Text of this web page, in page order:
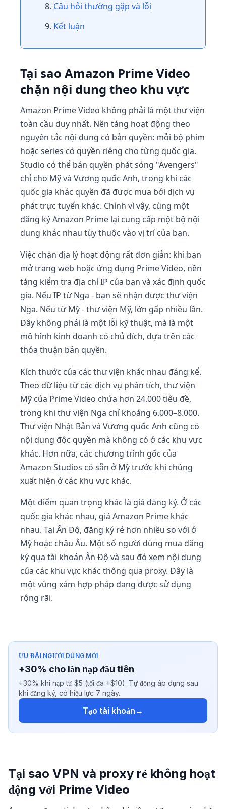
Câu hỏi thường gặp và lỗi
Kết luận
Tại sao Amazon Prime Video
chặn nội dung theo khu vực
Amazon Prime Video không phải là một thư viện
toàn cầu duy nhất. Nền tảng hoạt động theo
nguyên tắc nội dung có bản quyền: mỗi bộ phim
hoặc series có quyền riêng cho từng quốc gia.
Studio có thể bán quyền phát sóng "Avengers"
chỉ cho Mỹ và Vương quốc Anh, trong khi các
quốc gia khác quyền đã được mua bởi dịch vụ
phát trực tuyến khác. Chính vì vậy, cùng một
đăng ký Amazon Prime lại cung cấp một bộ nội
dung khác nhau tùy thuộc vào vị trí của bạn.
Việc chặn địa lý hoạt động rất đơn giản: khi bạn
mở trang web hoặc ứng dụng Prime Video, nền
tảng kiểm tra địa chỉ IP của bạn và xác định quốc
gia. Nếu IP từ Nga - bạn sẽ nhận được thư viện
Nga. Nếu từ Mỹ - thư viện Mỹ, lớn gấp nhiều lần.
Đây không phải là một lỗi kỹ thuật, mà là một
mô hình kinh doanh có chủ đích, dựa trên các
thỏa thuận bản quyền.
Kích thước của các thư viện khác nhau đáng kể.
Theo dữ liệu từ các dịch vụ phân tích, thư viện
Mỹ của Prime Video chứa hơn 24.000 tiêu đề,
trong khi thư viện Nga chỉ khoảng 6.000–8.000.
Thư viện Nhật Bản và Vương quốc Anh cũng có
nội dung độc quyền mà không có ở các khu vực
khác. Hơn nữa, các chương trình gốc của
Amazon Studios có sẵn ở Mỹ trước khi chúng
xuất hiện ở các khu vực khác.
Một điểm quan trọng khác là giá đăng ký. Ở các
quốc gia khác nhau, giá Amazon Prime khác
nhau. Tại Ấn Độ, đăng ký rẻ hơn nhiều so với ở
Mỹ hoặc châu Âu. Một số người dùng mua đăng
ký qua tài khoản Ấn Độ và sau đó xem nội dung
của các khu vực khác thông qua proxy. Đây là
một vùng xám hợp pháp đang được sử dụng
rộng rãi.
ƯU ĐÃI NGƯỜI DÙNG MỚI
+30% cho lần nạp đầu tiên
+30% khi nạp từ $5 (tối đa +$10). Tự động áp dụng sau
khi đăng ký, có hiệu lực 7 ngày.
Tạo tài khoản →
Tại sao VPN và proxy rẻ không hoạt
động với Prime Video